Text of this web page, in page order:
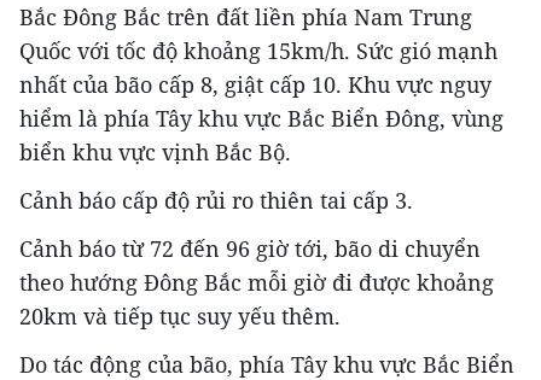
Bắc Đông Bắc trên đất liền phía Nam Trung
Quốc với tốc độ khoảng 15km/h. Sức gió mạnh
nhất của bão cấp 8, giật cấp 10. Khu vực nguy
hiểm là phía Tây khu vực Bắc Biển Đông, vùng
biển khu vực vịnh Bắc Bộ.
Cảnh báo cấp độ rủi ro thiên tai cấp 3.
Cảnh báo từ 72 đến 96 giờ tới, bão di chuyển
theo hướng Đông Bắc mỗi giờ đi được khoảng
20km và tiếp tục suy yếu thêm.
Do tác động của bão, phía Tây khu vực Bắc Biển